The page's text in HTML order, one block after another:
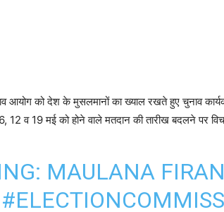
आयोग को देश के मुसलमानों का ख्याल रखते हुए चुनाव
12 व 19 मई को होने वाले मतदान की तारीख बदलने पर
MAULANA